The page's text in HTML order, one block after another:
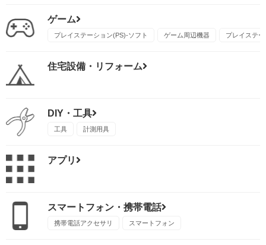
ゲーム
プレイステーション(PS)-ソフト ゲーム周辺機器 プレイステ
住宅設備・リフォーム
DIY・工具
工具 計測用具
アプリ
スマートフォン・携帯電話
携帯電話アクセサリ スマートフォン